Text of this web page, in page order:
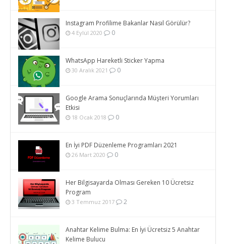
Instagram Profilime Bakanlar Nasıl Görülür?
4 Eylül 2020 0
WhatsApp Hareketli Sticker Yapma
30 Aralık 2021 0
Google Arama Sonuçlarında Müşteri Yorumları
Etkisi
18 Ocak 2018 0
En İyi PDF Düzenleme Programları 2021
26 Mart 2020 0
Her Bilgisayarda Olması Gereken 10 Ücretsiz
Program
3 Temmuz 2017 2
Anahtar Kelime Bulma: En İyi Ücretsiz 5 Anahtar
Kelime Bulucu